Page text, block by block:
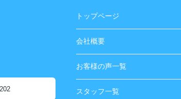
トップページ
会社概要
お客様の声一覧
スタッフ一覧